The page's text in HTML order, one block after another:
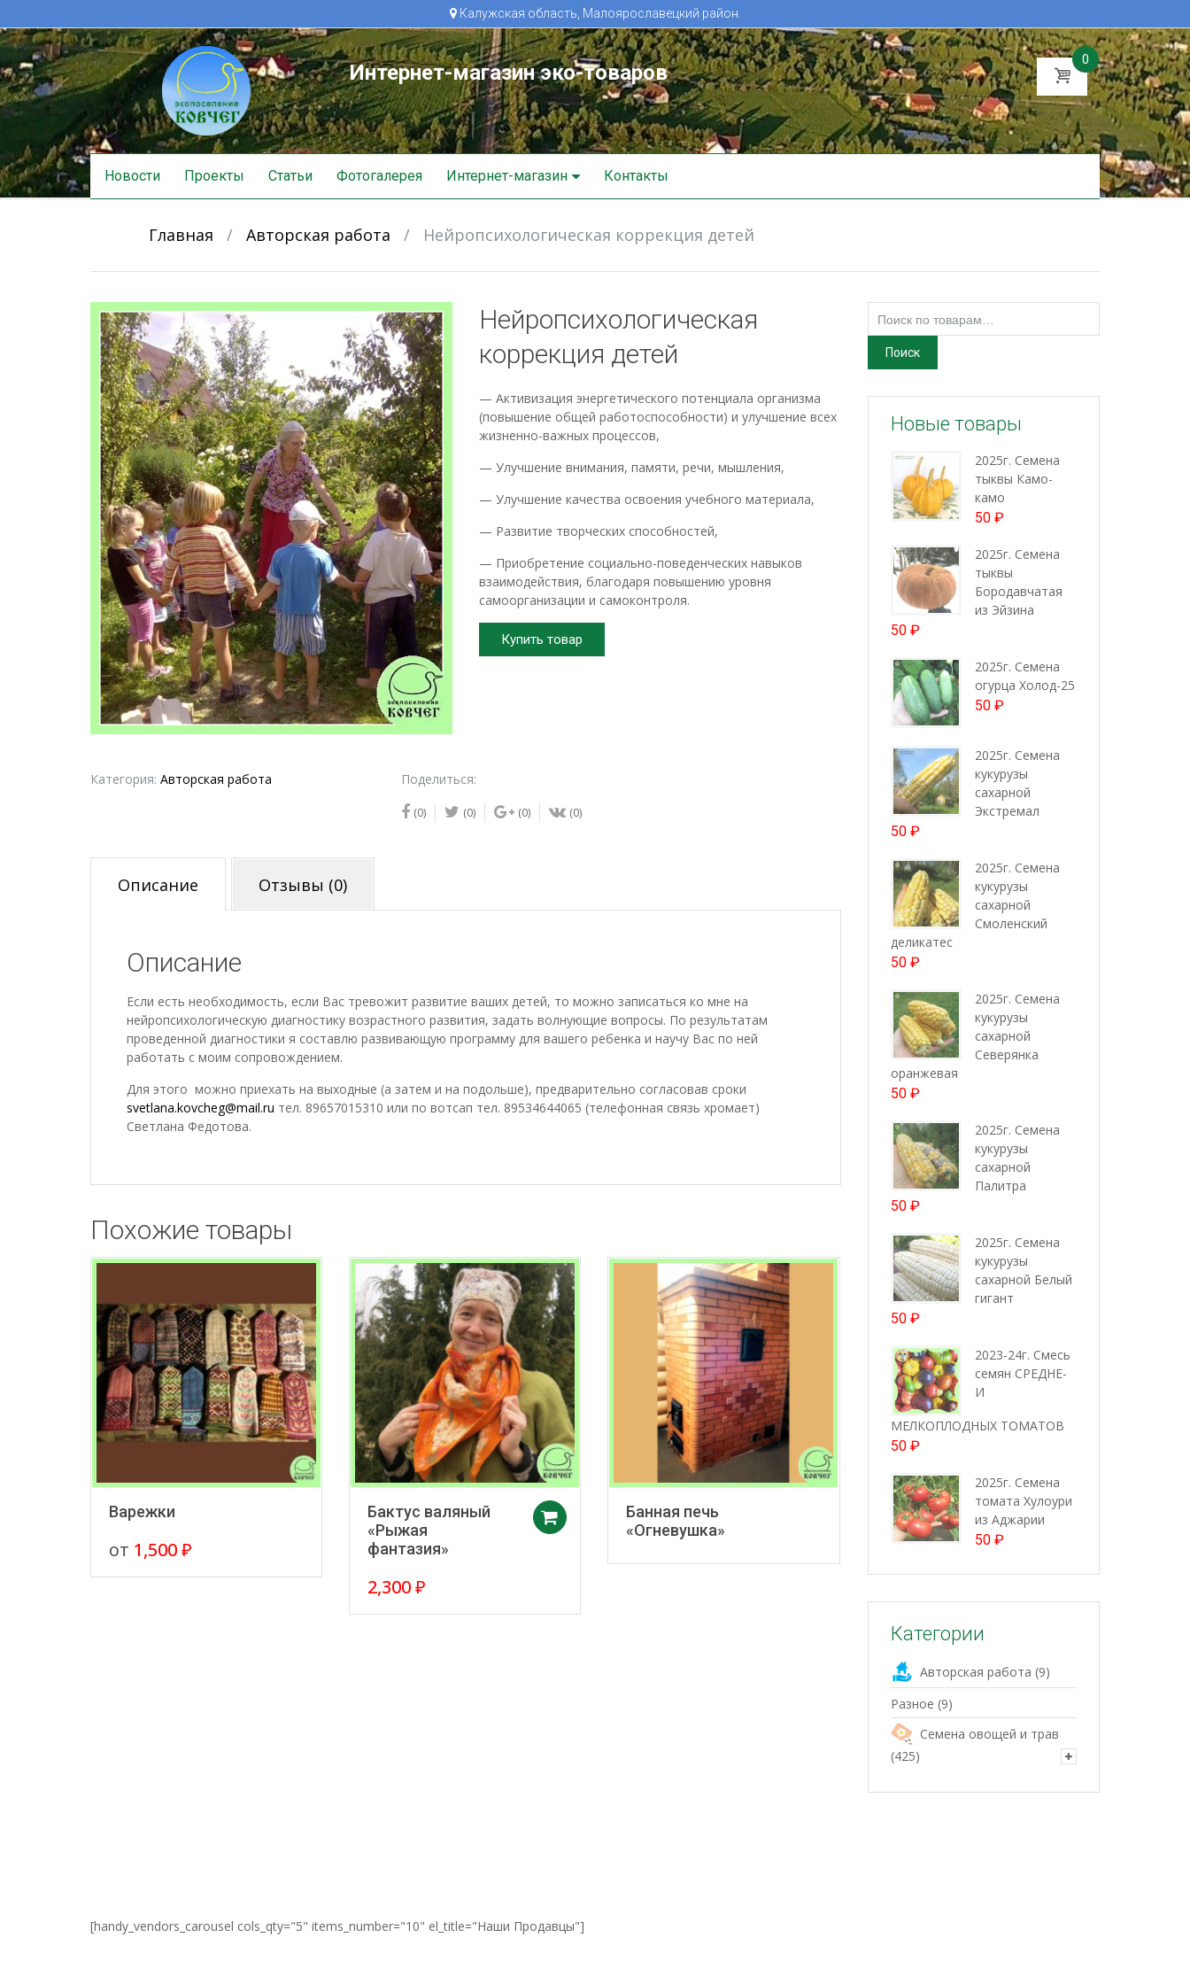
Калужская область, Малоярославецкий район.
Интернет-магазин эко-товаров
0
Skip
to
content
Новости Проекты Статьи Фотогалерея Интернет-магазин Контакты
Главная / Авторская работа / Нейропсихологическая коррекция детей
Нейропсихологическая
коррекция детей
— Активизация энергетического потенциала организма
(повышение общей работоспособности) и улучшение всех
жизненно-важных процессов,
— Улучшение внимания, памяти, речи, мышления,
— Улучшение качества освоения учебного материала,
— Развитие творческих способностей,
— Приобретение социально-поведенческих навыков
взаимодействия, благодаря повышению уровня
самоорганизации и самоконтроля.
Купить товар
Категория: Авторская работа Поделиться:
(0) (0) (0) (0)
Описание Отзывы (0)
Описание
Если есть необходимость, если Вас тревожит развитие ваших детей, то можно записаться ко мне на
нейропсихологическую диагностику возрастного развития, задать волнующие вопросы. По результатам
проведенной диагностики я составлю развивающую программу для вашего ребенка и научу Вас по ней
работать с моим сопровождением.
Для этого можно приехать на выходные (а затем и на подольше), предварительно согласовав сроки
svetlana.kovcheg@mail.ru тел. 89657015310 или по вотсап тел. 89534644065 (телефонная связь хромает)
Светлана Федотова.
Похожие товары
Варежки
от 1,500₽
Бактус валяный
«Рыжая
фантазия»
2,300₽
Добавить в корзину
Банная печь
«Огневушка»
Поиск
Новые товары
2025г. Семена
тыквы Камо-
камо
50 ₽
2025г. Семена
тыквы
Бородавчатая
из Эйзина
50 ₽
2025г. Семена
огурца Холод-25
50 ₽
2025г. Семена
кукурузы
сахарной
Экстремал
50 ₽
2025г. Семена
кукурузы
сахарной
Смоленский
деликатес
50 ₽
2025г. Семена
кукурузы
сахарной
Северянка
оранжевая
50 ₽
2025г. Семена
кукурузы
сахарной
Палитра
50 ₽
2025г. Семена
кукурузы
сахарной Белый
гигант
50 ₽
2023-24г. Смесь
семян СРЕДНЕ-
И
МЕЛКОПЛОДНЫХ ТОМАТОВ
50 ₽
2025г. Семена
томата Хулоури
из Аджарии
50 ₽
Категории
Авторская работа (9)
Разное (9)
Семена овощей и трав
(425)
[handy_vendors_carousel cols_qty="5" items_number="10" el_title="Наши Продавцы"]